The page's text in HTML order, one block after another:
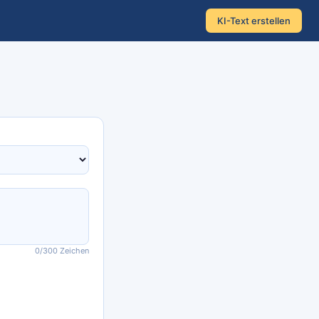
KI-Text erstellen
0/300 Zeichen